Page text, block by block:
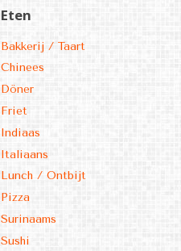
Eten
Bakkerij / Taart
Chinees
Döner
Friet
Indiaas
Italiaans
Lunch / Ontbijt
Pizza
Surinaams
Sushi